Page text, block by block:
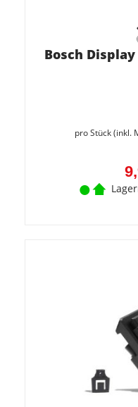
Bosch
pro Stück (inkl.